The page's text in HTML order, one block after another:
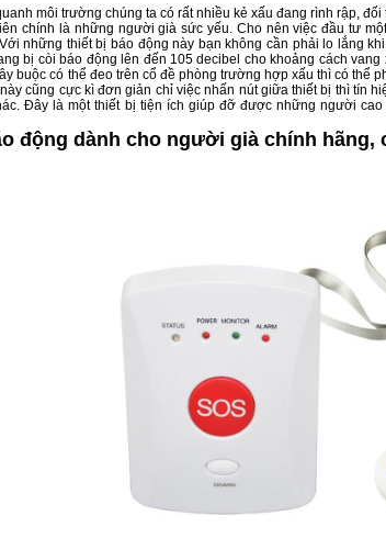
môi trường chúng ta có rất nhiều kẻ xấu đang rình rập,
chính là những người già sức yếu. Cho nên việc đầu tư
những thiết bị báo động này bạn không cần phải lo lắng
bị còi báo động lên đến 105 decibel cho khoảng cách
buộc có thể đeo trên cổ đề phòng trường hợp xấu thì có thể
cũng cực kì đơn giản chỉ việc nhấn nút giữa thiết bị thì tín
Đây là một thiết bị tiện ích giúp đỡ được những người
động dành cho người già chính hãng,